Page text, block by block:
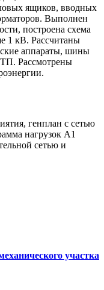
ящиков, вводных
Выполнен
построена схема
1 кВ. Рассчитаны
аппараты, шины
Рассмотрены
генплан с сетью
нагрузок А1
сетью и
участка